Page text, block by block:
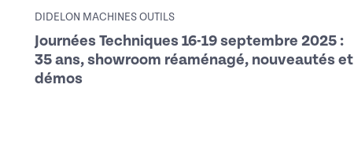
DIDELON MACHINES OUTILS
Journées Techniques 16-19 septembre 2025 :
35 ans, showroom réaménagé, nouveautés et
démos